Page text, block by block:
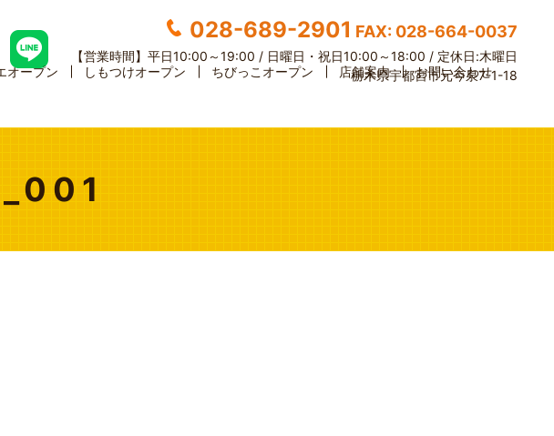
028-689-2901 FAX: 028-664-0037
【営業時間】 平日10:00～19:00 / 日曜日・祝日10:00～18:00 / 定休日:木曜日
栃木県宇都宮市元今泉7-1-18
オープン しもつけオープン ちびっこオープン 店舗案内 お問い合わせ